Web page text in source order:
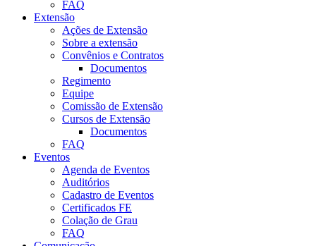
FAQ
Extensão
Ações de Extensão
Sobre a extensão
Convênios e Contratos
Documentos
Regimento
Equipe
Comissão de Extensão
Cursos de Extensão
Documentos
FAQ
Eventos
Agenda de Eventos
Auditórios
Cadastro de Eventos
Certificados FE
Colação de Grau
FAQ